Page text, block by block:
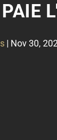
| Nov 30,